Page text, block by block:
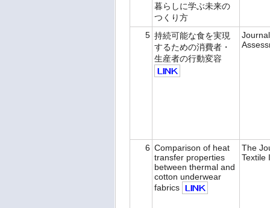
暮らしに学ぶ未来の
つくり方
5 持続可能な食を実現
するための消費者・
生産者の行動変容
6 Comparison of heat
transfer properties
between thermal and
cotton underwear
fabrics
The
Textile